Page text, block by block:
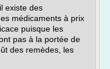
existe des
médicaments à prix
puisque les
pas à la portée de
des remèdes, les